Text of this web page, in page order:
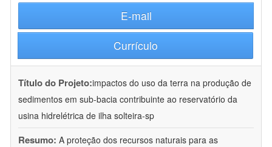
E-mail
Currículo
Título do Projeto:impactos do uso da terra na produção de
sedimentos em sub-bacia contribuinte ao reservatório da
usina hidrelétrica de ilha solteira-sp
Resumo: A proteção dos recursos naturais para as